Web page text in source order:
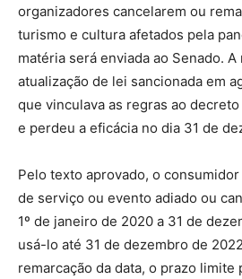
organizadores cancelarem ou
turismo e cultura afetados pela
matéria será enviada ao Senado. A
atualização de lei sancionada em
que vinculava as regras ao
e perdeu a eficácia no dia 31 de
Pelo texto aprovado, o
de serviço ou evento adiado ou
1º de janeiro de 2020 a 31 de
usá-lo até 31 de dezembro de
remarcação da data, o prazo limite